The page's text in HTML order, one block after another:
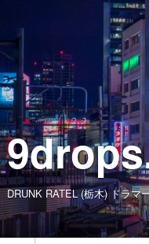
DRUNK RATEL (栃木) ドラマ